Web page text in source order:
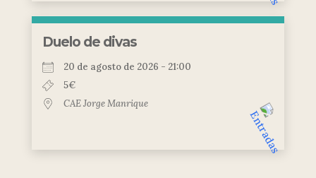
Duelo de divas
20 de agosto de 2026 - 21:00
5€
CAE Jorge Manrique